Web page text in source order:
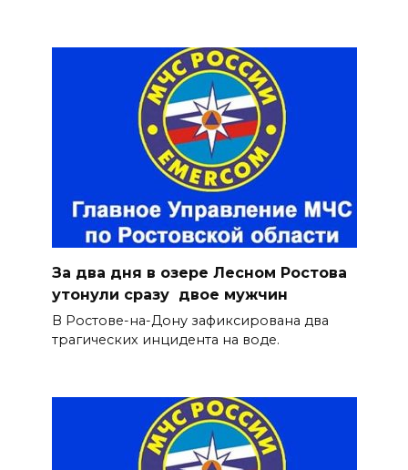
За два дня в озере Лесном Ростова
утонули сразу двое мужчин
В Ростове-на-Дону зафиксирована два
трагических инцидента на воде.